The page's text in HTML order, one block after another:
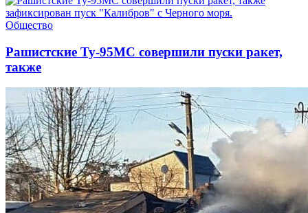
Общество
Рашистские Ту-95МС совершили пуски ракет,
также